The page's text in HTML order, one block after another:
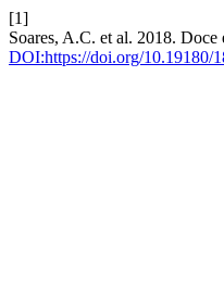
[1]
Soares, A.C. et al. 2018. Doce
DOI:https://doi.org/10.19180/